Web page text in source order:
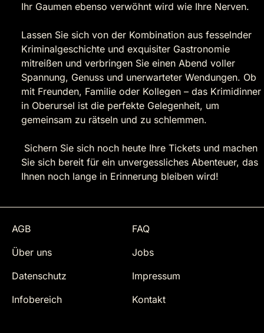
Ihr Gaumen ebenso verwöhnt wird wie Ihre Nerven.
Lassen Sie sich von der Kombination aus fesselnder
Kriminalgeschichte und exquisiter Gastronomie
mitreißen und verbringen Sie einen Abend voller
Spannung, Genuss und unerwarteter Wendungen. Ob
mit Freunden, Familie oder Kollegen – das Krimidinner
in Oberursel ist die perfekte Gelegenheit, um
gemeinsam zu rätseln und zu schlemmen.
Sichern Sie sich noch heute Ihre Tickets und machen
Sie sich bereit für ein unvergessliches Abenteuer, das
Ihnen noch lange in Erinnerung bleiben wird!
AGB
FAQ
Über uns
Jobs
Datenschutz
Impressum
Infobereich
Kontakt